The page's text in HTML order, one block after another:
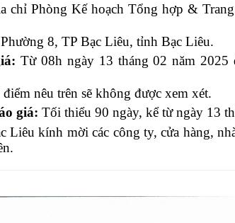
chỉ Phòng Kế hoạch Tổng hợp &
8, TP Bạc Liêu, tỉnh Bạc Liêu.
Từ 08h ngày 13 tháng 02 năm 2025
nêu trên sẽ không được xem xét.
giá: Tối thiểu 90 ngày, kể từ ngày 13
Liêu kính mời các công ty, cửa hàng,